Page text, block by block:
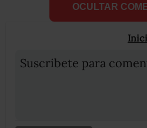
OCULTAR
Suscribete para